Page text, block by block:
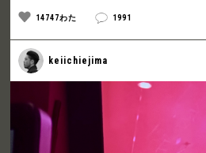
14747わた 1991
keiichiejima